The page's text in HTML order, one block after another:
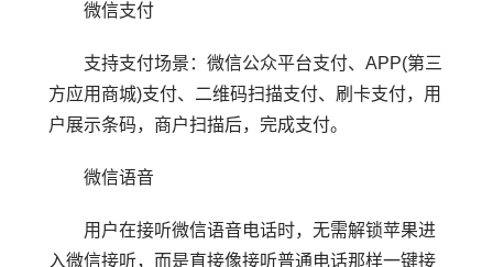
微信支付
支持支付场景：微信公众平台支付、APP(第三
方应用商城)支付、二维码扫描支付、刷卡支付，用
户展示条码，商户扫描后，完成支付。
微信语音
用户在接听微信语音电话时，无需解锁苹果进
入微信接听，而是直接像接听普通电话那样一键接